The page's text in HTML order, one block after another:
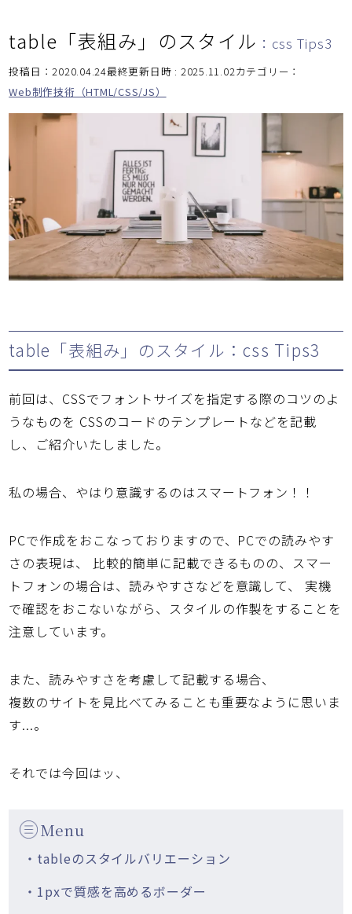
table「表組み」のスタイル ：css Tips3
投稿日：2020.04.24最終更新日時 : 2025.11.02カテゴリー：
Web制作技術（HTML/CSS/JS）
table「表組み」のスタイル：css Tips3
前回は、CSSでフォントサイズを指定する際のコツのよ
うなものを CSSのコードのテンプレートなどを記載
し、ご紹介いたしました。
私の場合、やはり意識するのはスマートフォン！！
PCで作成をおこなっておりますので、PCでの読みやす
さの表現は、 比較的簡単に記載できるものの、スマー
トフォンの場合は、読みやすさなどを意識して、 実機
で確認をおこないながら、スタイルの作製をすることを
注意しています。
また、読みやすさを考慮して記載する場合、
複数のサイトを見比べてみることも重要なように思いま
す...。
それでは今回はッ、
Menu
・tableのスタイルバリエーション
・1pxで質感を高めるボーダー